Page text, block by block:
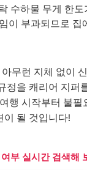
수하물 무게 한
이 부과되므로
무런 지체 없이
을 캐리어 지퍼
행 시작부터 불
이 될 것입니다!
부 실시간 검색해